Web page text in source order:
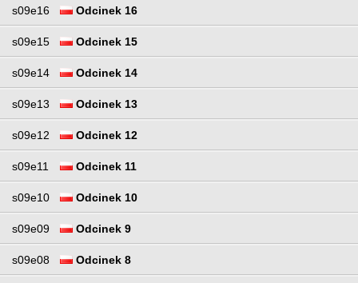
s09e16 Odcinek 16
s09e15 Odcinek 15
s09e14 Odcinek 14
s09e13 Odcinek 13
s09e12 Odcinek 12
s09e11 Odcinek 11
s09e10 Odcinek 10
s09e09 Odcinek 9
s09e08 Odcinek 8